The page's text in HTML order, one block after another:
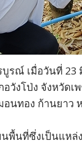
รณ์ เมื่อวันที่
อวังโป่ง จังหวั
นทอง ก้านยาว
นที่ซึ่งเป็นแหล่